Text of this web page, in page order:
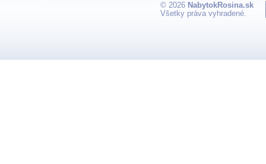
© 2026 NabytokRosina.sk
Všetky práva vyhradené.